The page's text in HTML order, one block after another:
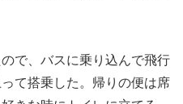
で、バスに乗り込んで飛行
て搭乗した。帰りの便は席